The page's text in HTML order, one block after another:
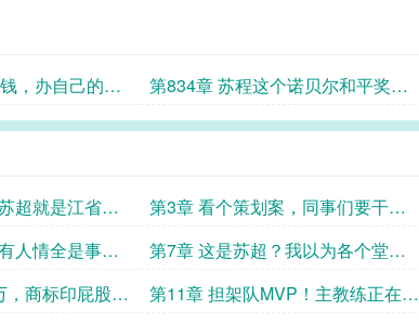
，办自己的
第834章 苏程这个诺贝尔和平奖，
没毛病！
超就是江省自
第3章 看个策划案，同事们要干起
来了？
人情全是事故
第7章 这是苏超？我以为各个堂口
开战了！
，商标印屁股上
第11章 担架队MVP！主教练正在热